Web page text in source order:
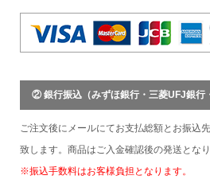
② 銀行振込（みずほ銀行・三菱UFJ銀行
ご注文後にメールにてお支払総額とお振込
致します。商品はご入金確認後の発送となり
※振込手数料はお客様負担となります。